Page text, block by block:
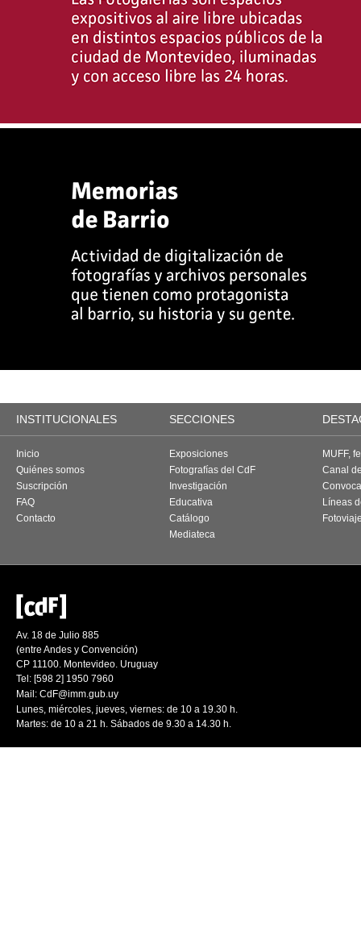
INSTITUCIONALES SECCIONES
Inicio
Quiénes somos
Suscripción
FAQ
Contacto
Exposiciones
Fotografías del CdF
Investigación
Educativa
Catálogo
Mediateca
MUFF,
Canal
Líneas
Av. 18 de Julio 885
(entre Andes y Convención)
CP 11100. Montevideo. Uruguay
Tel: [598 2] 1950 7960
Mail: CdF@imm.gub.uy
Lunes, miércoles, jueves, viernes: de 10 a 19.30 h.
Martes: de 10 a 21 h. Sábados de 9.30 a 14.30 h.